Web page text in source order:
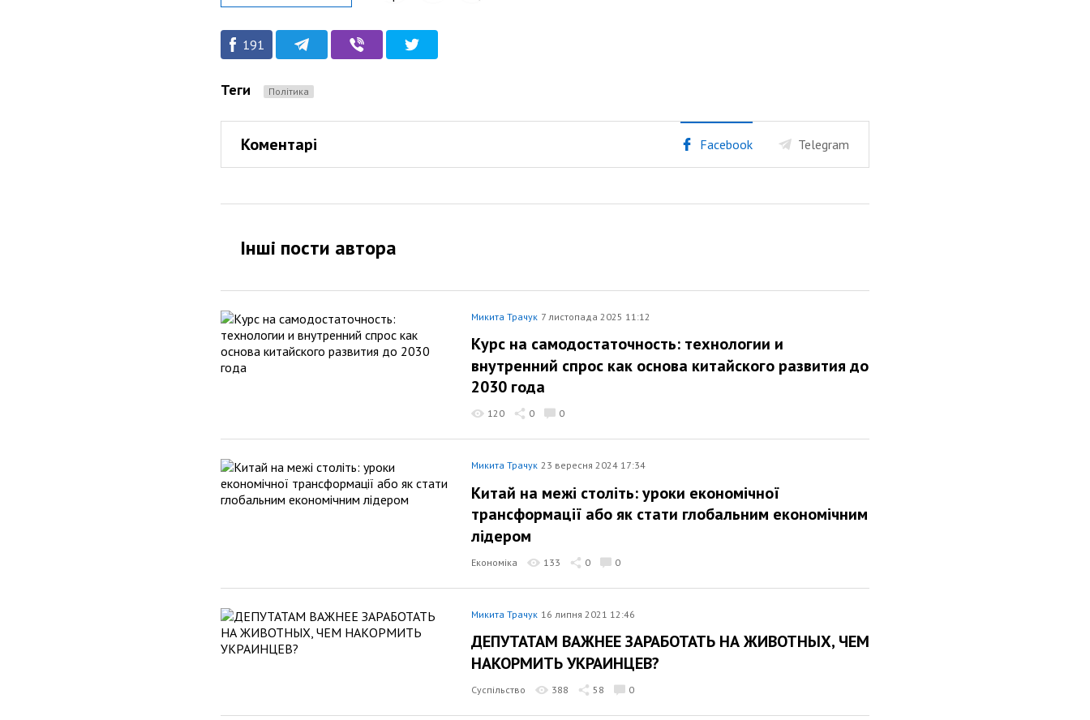
191
Теги Політика
Коментарі Facebook Telegram
Інші пости автора
Микита Трачук 7 листопада 2025 11:12
Курс на самодостаточность: технологии и
внутренний спрос как основа китайского развития до
2030 года
120 0 0
Микита Трачук 23 вересня 2024 17:34
Китай на межі століть: уроки економічної
трансформації або як стати глобальним економічним
лідером
Економіка 133 0 0
Микита Трачук 16 липня 2021 12:46
ДЕПУТАТАМ ВАЖНЕЕ ЗАРАБОТАТЬ НА ЖИВОТНЫХ, ЧЕМ
НАКОРМИТЬ УКРАИНЦЕВ?
Суспільство 388 58 0